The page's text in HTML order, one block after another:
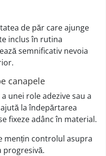
de păr care ajunge
inclus în rutina
semnificativ nevoia
canapele
unei role adezive sau a
la îndepărtarea
fixeze adânc în material.
mențin controlul asupra
progresivă.